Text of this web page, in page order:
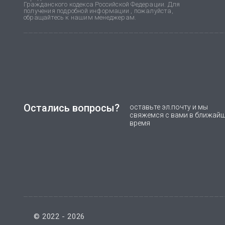
Гражданского кодекса Российской Федерации. Для
получения подробной информации , пожалуйста,
обращайтесь к нашим менеджерам.
Остались вопросы?
оставьте эл.почту и мы
свяжемся с вами в
время
© 2022 - 2026